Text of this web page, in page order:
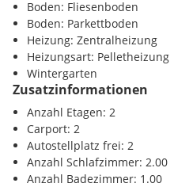
Boden: Fliesenboden
Boden: Parkettboden
Heizung: Zentralheizung
Heizungsart: Pelletheizung
Wintergarten
Zusatzinformationen
Anzahl Etagen: 2
Carport: 2
Autostellplatz frei: 2
Anzahl Schlafzimmer: 2.00
Anzahl Badezimmer: 1.00